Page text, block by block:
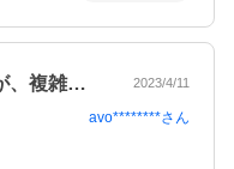
説明書は英語と中国語のみだが、複雑な操… 2023/4/11
avo********さん